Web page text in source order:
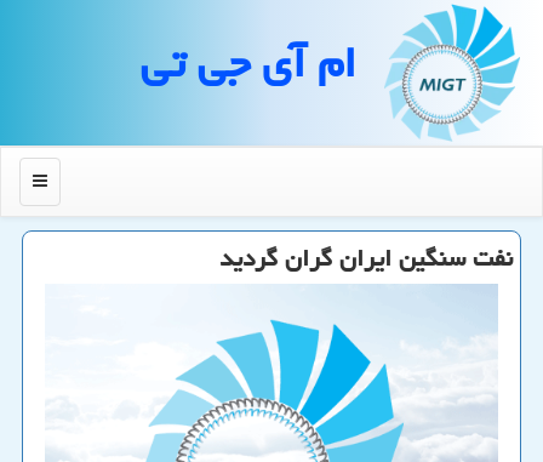
ام آی جی تی
منو
نفت سنگین ایران گران گردید